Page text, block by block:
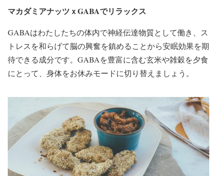
マカダミアナッツｘGABAでリラックス
GABAはわたしたちの体内で神経伝達物質として働き、ス
トレスを和らげて脳の興奮を鎮めることから安眠効果を期
待できる成分です。GABAを豊富に含む玄米や雑穀を夕食
にとって、身体をお休みモードに切り替えましょう。